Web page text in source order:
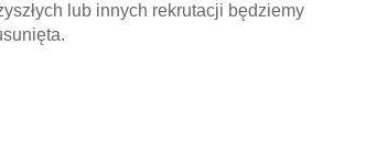
lub innych rekrutacji będziemy